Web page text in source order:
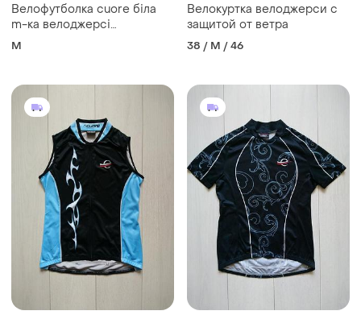
Велофутболка cuore біла
m-ка велоджерсі
велосипедна майка
M
Велокуртка велоджерси с
защитой от ветра
38 / M / 46